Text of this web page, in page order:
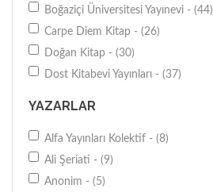
Boğaziçi Üniversitesi Yayınevi - (44)
Carpe Diem Kitap - (26)
Doğan Kitap - (30)
Dost Kitabevi Yayınları - (37)
İletişim Yayınları - (60)
İmge Kitabevi Yayınları - (32)
İnkılap Kitabevi - (45)
YAZARLAR
Alfa Yayınları Kolektif - (8)
Ali Şeriati - (9)
Anonim - (5)